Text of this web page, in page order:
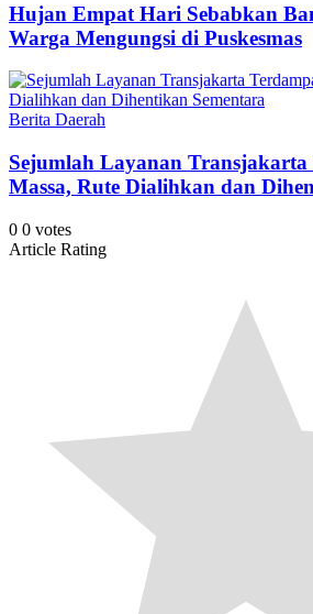
Hujan Empat Hari Sebabkan
Warga Mengungsi di Puskesmas
Berita Daerah
Sejumlah Layanan Transjakarta
Massa, Rute Dialihkan dan
0 0 votes
Article Rating